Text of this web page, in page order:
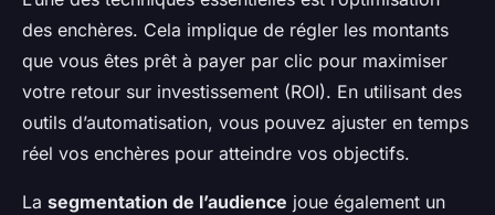
des enchères. Cela implique de régler les montants
que vous êtes prêt à payer par clic pour maximiser
votre retour sur investissement (ROI). En utilisant des
outils d’automatisation, vous pouvez ajuster en temps
réel vos enchères pour atteindre vos objectifs.
La segmentation de l’audience joue également un